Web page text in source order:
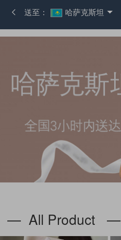
送至： 哈萨克斯坦
— All Product —